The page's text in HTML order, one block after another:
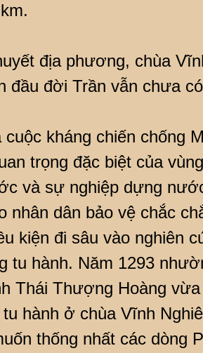
địa phương, chùa
đầu đời Trần vẫn chưa
cuộc kháng chiến chống
trọng đặc biệt của
và sự nghiệp dựng
nhân dân bảo vệ chắc
kiện đi sâu vào nghiên
tu hành. Năm 1293
Thái Thượng Hoàng
hành ở chùa Vĩnh
thống nhất các dòng